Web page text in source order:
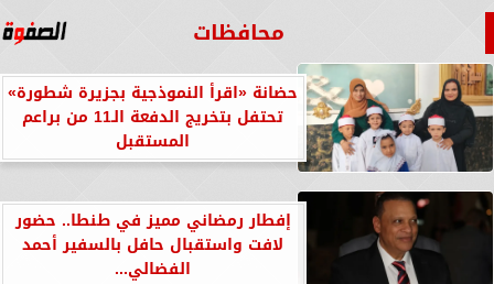
محافظات
حضانة «اقرأ النموذجية بجزيرة شطورة»
تحتفل بتخريج الدفعة الـ11 من براعم
المستقبل
إفطار رمضاني مميز في طنطا.. حضور
لافت واستقبال حافل بالسفير أحمد
الفضالي...